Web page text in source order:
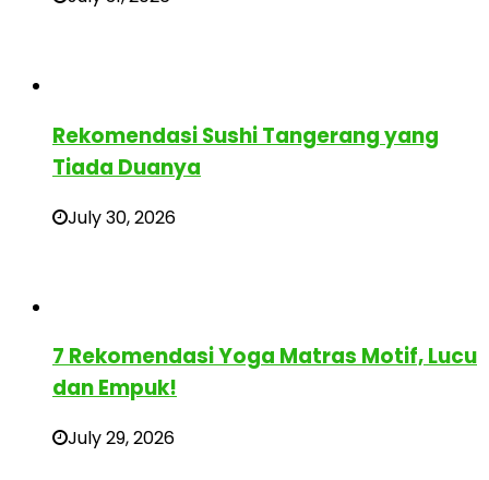
Rekomendasi Sushi Tangerang yang
Tiada Duanya
July 30, 2026
7 Rekomendasi Yoga Matras Motif, Lucu
dan Empuk!
July 29, 2026